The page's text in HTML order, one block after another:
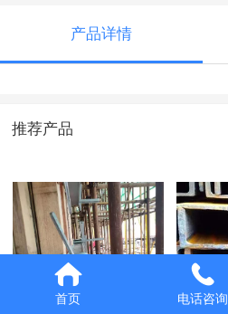
产品详情
推荐产品
槽钢
首页 电话咨询